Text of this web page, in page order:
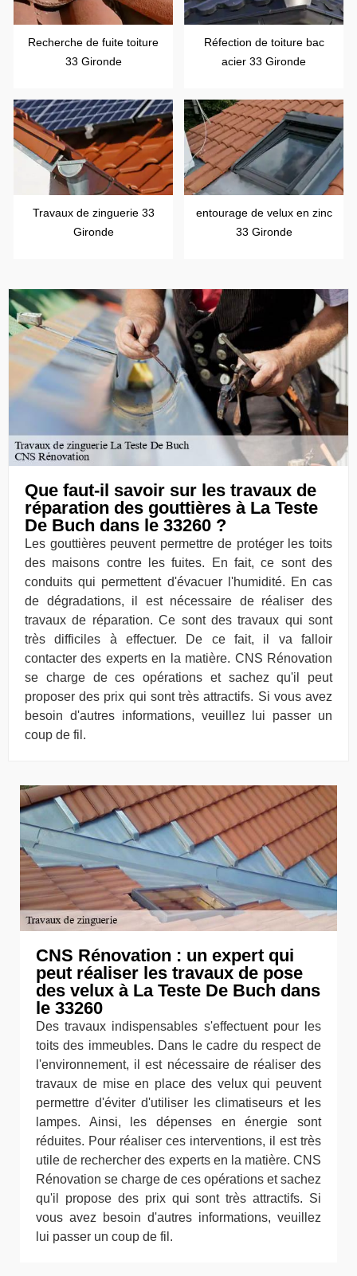
Recherche de fuite toiture
33 Gironde
Réfection de toiture bac
acier 33 Gironde
Travaux de zinguerie 33
Gironde
entourage de velux en zinc
33 Gironde
Que faut-il savoir sur les travaux de
réparation des gouttières à La Teste
De Buch dans le 33260 ?
Les gouttières peuvent permettre de protéger les toits
des maisons contre les fuites. En fait, ce sont des
conduits qui permettent d'évacuer l'humidité. En cas
de dégradations, il est nécessaire de réaliser des
travaux de réparation. Ce sont des travaux qui sont
très difficiles à effectuer. De ce fait, il va falloir
contacter des experts en la matière. CNS Rénovation
se charge de ces opérations et sachez qu'il peut
proposer des prix qui sont très attractifs. Si vous avez
besoin d'autres informations, veuillez lui passer un
coup de fil.
CNS Rénovation : un expert qui
peut réaliser les travaux de pose
des velux à La Teste De Buch dans
le 33260
Des travaux indispensables s'effectuent pour les
toits des immeubles. Dans le cadre du respect de
l'environnement, il est nécessaire de réaliser des
travaux de mise en place des velux qui peuvent
permettre d'éviter d'utiliser les climatiseurs et les
lampes. Ainsi, les dépenses en énergie sont
réduites. Pour réaliser ces interventions, il est très
utile de rechercher des experts en la matière. CNS
Rénovation se charge de ces opérations et sachez
qu'il propose des prix qui sont très attractifs. Si
vous avez besoin d'autres informations, veuillez
lui passer un coup de fil.